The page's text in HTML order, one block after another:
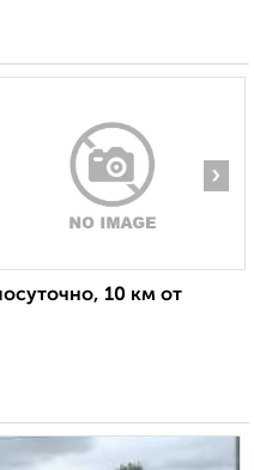
›
10 км от